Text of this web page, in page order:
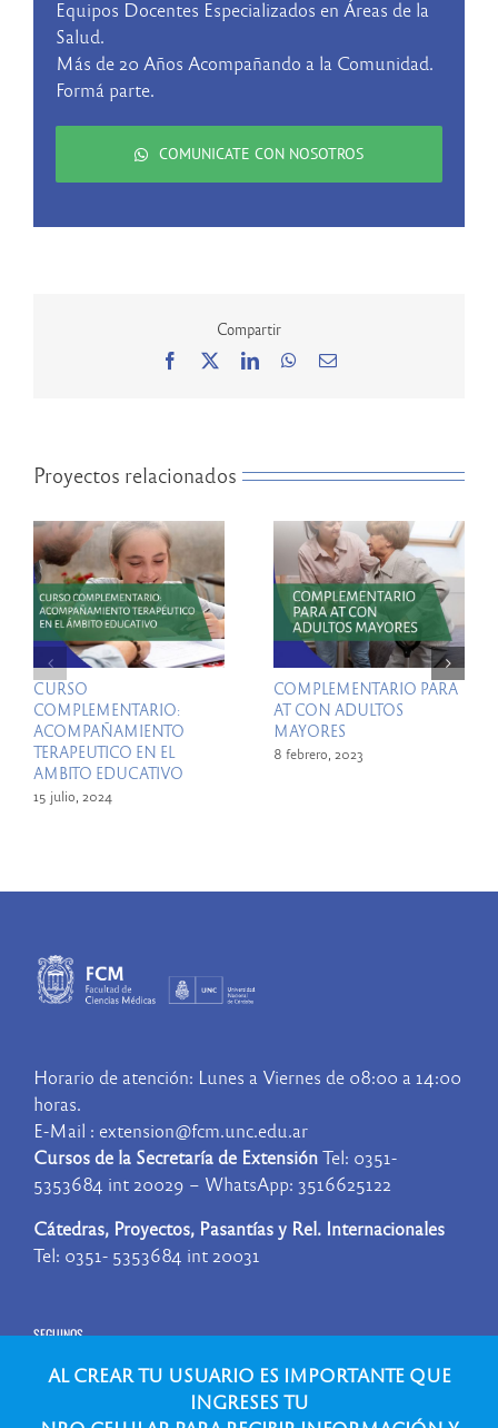
Equipos Docentes Especializados en Áreas de la
Salud.
Más de 20 Años Acompañando a la Comunidad.
Formá parte.
COMUNICATE CON NOSOTROS
Compartir
Facebook LinkedInWhatsApp
Correo
Proyectos relacionados
CURSO
COMPLEMENTARIO:
ACOMPAÑAMIENTO
TERAPEUTICO EN EL
AMBITO EDUCATIVO
15 julio, 2024
COMPLEMENTARIO PARA
AT CON ADULTOS
MAYORES
8 febrero, 2023
Horario de atención: Lunes a Viernes de 08:00 a 14:00
horas.
E-Mail : extension@fcm.unc.edu.ar
Cursos de la Secretaría de ExtensiónTel: 0351-
5353684 int 20029 – WhatsApp: 3516625122
Cátedras, Proyectos, Pasantías y Rel. Internacionales
Tel: 0351- 5353684 int 20031
SEGUINOS
AL CREAR TU USUARIO ES IMPORTANTE QUE
INGRESES TU